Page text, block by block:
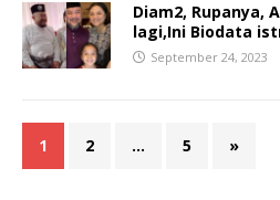
Diam2, Rupanya,
lagi,Ini Biodata
September 24, 2023
1 2 … 5 »